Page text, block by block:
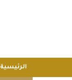
الرئيسية